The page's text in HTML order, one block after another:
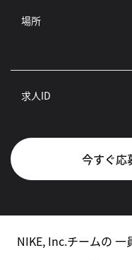
場所
求人ID
今すぐ応
NIKE, Inc.チームの 一